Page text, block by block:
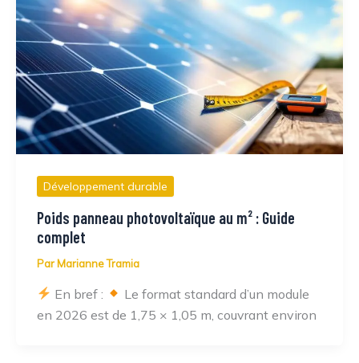
Développement durable
Poids panneau photovoltaïque au m² : Guide
complet
Par Marianne Tramia
En bref :
Le format standard d’un module
en 2026 est de 1,75 × 1,05 m, couvrant environ